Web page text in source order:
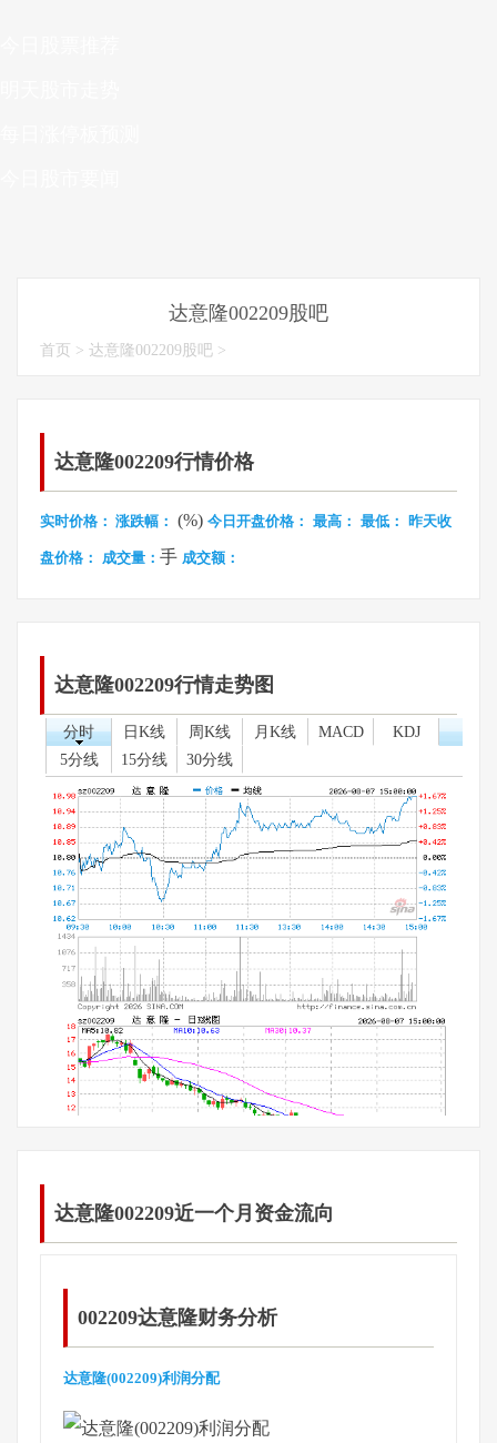
达意隆002209股吧
首页 > 达意隆002209股吧 >
达意隆002209行情价格
实时价格： 涨跌幅： (%) 今日开盘价格： 最高： 最低： 昨天收
盘价格： 成交量： 手 成交额：
达意隆002209行情走势图
分时 日K线 周K线 月K线 MACD
KDJ
5分线
15分线 30分线
达意隆002209近一个月资金流向
002209达意隆财务分析
达意隆(002209)利润分配